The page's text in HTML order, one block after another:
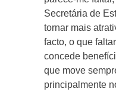
Secretária de
tornar mais
facto, o que
concede
que move
principalmente